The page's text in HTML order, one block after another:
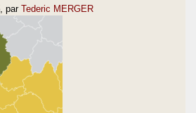
, par Tederic MERGER